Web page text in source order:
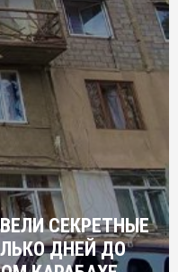
СЕКРЕТНЫЕ
ДНЕЙ ДО